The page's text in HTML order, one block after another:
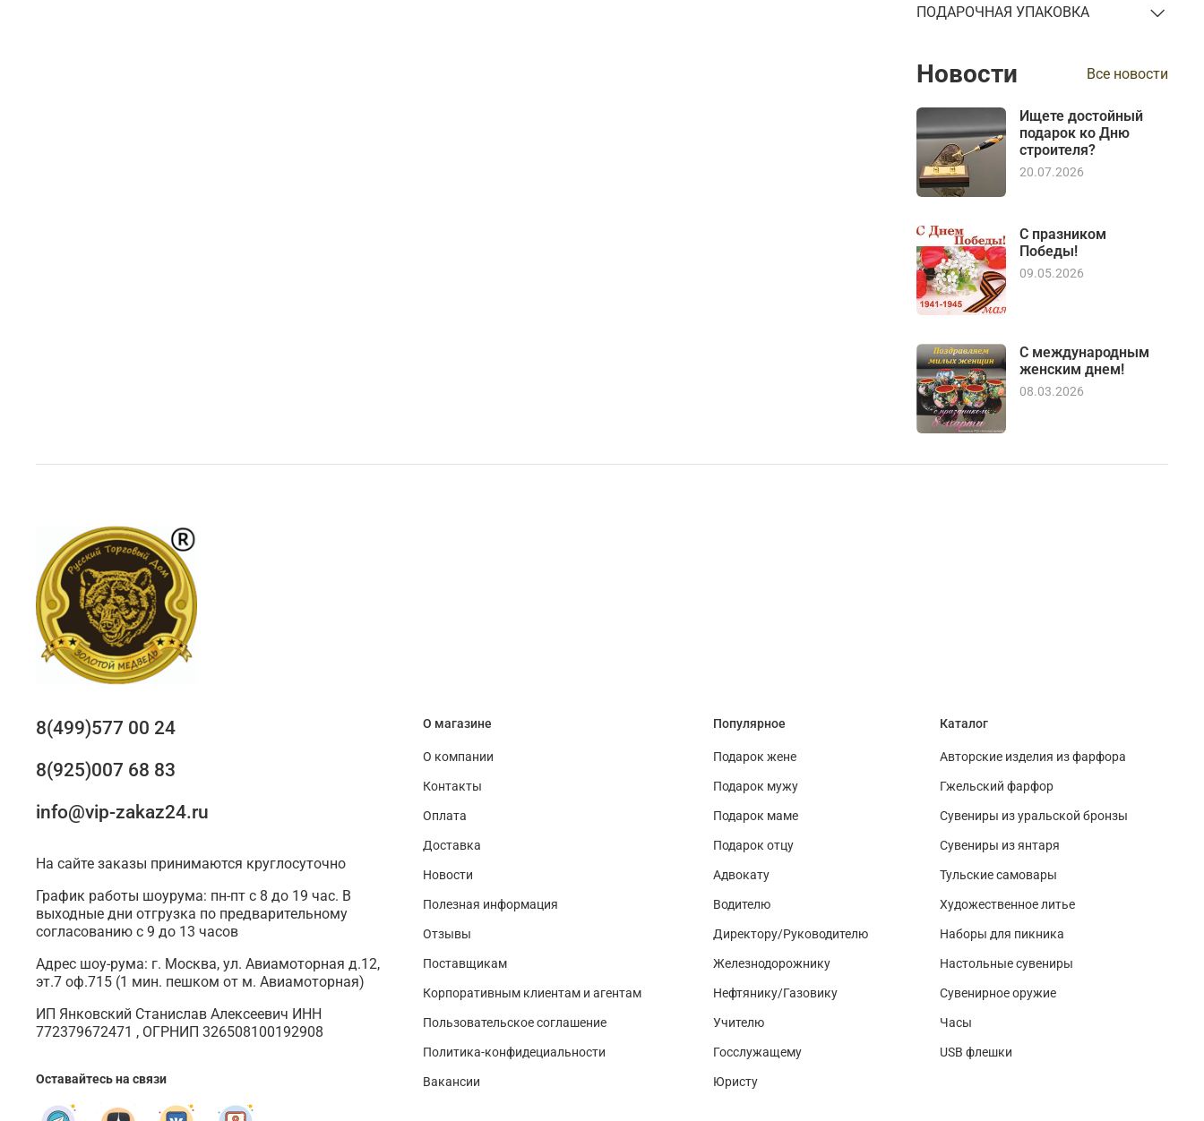
ПОДАРОЧНАЯ УПАКОВКА
Новости Все новости
Ищете достойный
подарок ко Дню
строителя?
20.07.2026
С празником
Победы!
09.05.2026
С международным
женским днем!
08.03.2026
О магазине
О компании
Контакты
Оплата
Доставка
Новости
Полезная информация
Отзывы
Поставщикам
Корпоративным клиентам и агентам
Пользовательское соглашение
Политика-конфидециальности
Вакансии
Популярное
Подарок жене
Подарок мужу
Подарок маме
Подарок отцу
Адвокату
Водителю
Директору/Руководителю
Железнодорожнику
Нефтянику/Газовику
Учителю
Госслужащему
Юристу
Каталог
Авторские изделия из фарфора
Гжельский фарфор
Сувениры из уральской бронзы
Сувениры из янтаря
Тульские самовары
Художественное литье
Наборы для пикника
Настольные сувениры
Сувенирное оружие
Часы
USB флешки
8(499)577 00 24
8(925)007 68 83
info@vip-zakaz24.ru
На сайте заказы принимаются круглосуточно
График работы шоурума: пн-пт с 8 до 19 час. В
выходные дни отгрузка по предварительному
согласованию с 9 до 13 часов
Адрес шоу-рума: г. Москва, ул. Авиамоторная д.12,
эт.7 оф.715 (1 мин. пешком от м. Авиамоторная)
ИП Янковский Станислав Алексеевич ИНН
772379672471 , ОГРНИП 326508100192908
Оставайтесь на связи